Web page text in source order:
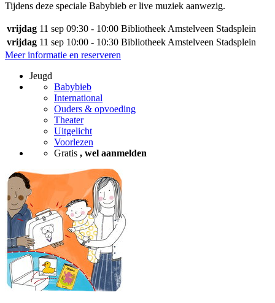
Tijdens deze speciale Babybieb er live muziek aanwezig.
vrijdag 11 sep 09:30 - 10:00 Bibliotheek Amstelveen Stadsplein
vrijdag 11 sep 10:00 - 10:30 Bibliotheek Amstelveen Stadsplein
Meer informatie en reserveren
Jeugd
Babybieb
International
Ouders & opvoeding
Theater
Uitgelicht
Voorlezen
Gratis , wel aanmelden